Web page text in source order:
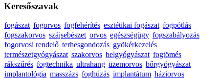
Keresőszavak
fogászat fogorvos fogfehérítés esztétikai fogászat fogpótlás
fogszakorvos szájsebészet orvos egészségügy fogszabályozás
fogorvosi rendelő terhesgondozás gyökérkezelés
természetgyógyászat szakorvos belgyógyászat fogtömés
rákszűrés fogtechnika ultrahang üzemorvos bőrgyógyászat
implantológia masszázs foghúzás implantátum háziorvos